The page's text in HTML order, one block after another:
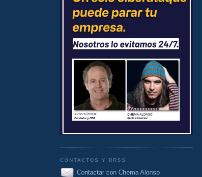
CONTACTOS Y RRSS
Contactar con Chema Alonso